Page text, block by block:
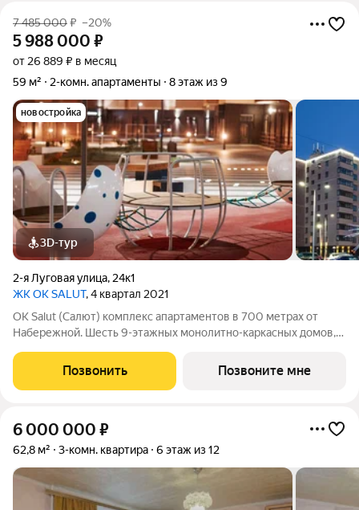
7 485 000₽ –20%
5 988 000 ₽
от 26 889 ₽ в месяц
59 м²
2-комн. апартаменты 8 этаж из 9
новостройка
3D-тур
2-я Луговая улица, 24к1
ЖК OK SALUT, 4 квартал 2021
ОK Salut (Салют) комплекс апартаментов в 700 метрах от
Набережной. Шесть 9-этажных монолитно-каркасных домов,
улице 2-я Луговая, а еще: - До центра города рукой подать. 5
минут на автомобиле,
Позвонить Позвоните мне
6 000 000 ₽
62,8 м² 3-комн. квартира 6 этаж из 12